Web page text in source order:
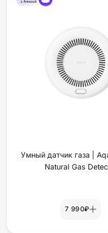
Умный датчик газа |
Natural Gas
7 990₽